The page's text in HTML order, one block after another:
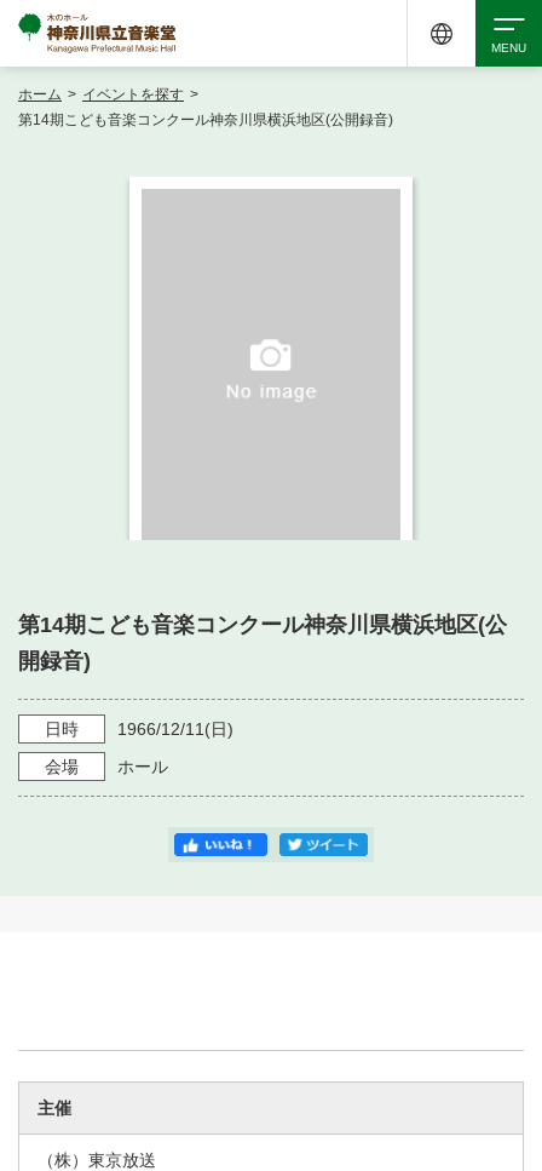
・ フロアマップ
・ よくある質問
・ 空き状況
・ 利用料金
・ 音楽堂のご案内
・ フロアマップ
・ 芸術参与
神奈川県立音楽堂
SNS
ホーム > イベントを探す >
第14期こども音楽コンクール神奈川県横浜地区(公開録音)
第14期こども音楽コンクール神奈川県横浜地区(公
開録音)
日時 1966/12/11 (日)
会場
ホール
主催
（株）東京放送